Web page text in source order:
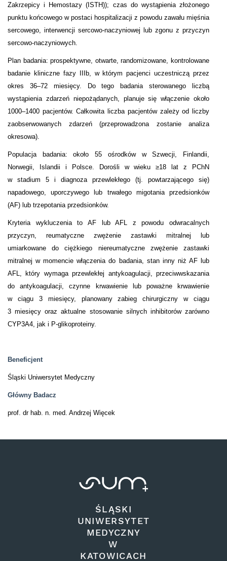
Zakrzepicy i Hemostazy (ISTH)); czas do wystąpienia złożonego
punktu końcowego w postaci hospitalizacji z powodu zawału mięśnia
sercowego, interwencji sercowo-naczyniowej lub zgonu z przyczyn
sercowo-naczyniowych.
Plan badania: prospektywne, otwarte, randomizowane, kontrolowane
badanie kliniczne fazy IIIb, w którym pacjenci uczestniczą przez
okres 36–72 miesięcy. Do tego badania sterowanego liczbą
wystąpienia zdarzeń niepożądanych, planuje się włączenie około
1000–1400 pacjentów. Całkowita liczba pacjentów zależy od liczby
zaobserwowanych zdarzeń (przeprowadzona zostanie analiza
okresowa).
Populacja badania: około 55 ośrodków w Szwecji, Finlandii,
Norwegii, Islandii i Polsce. Dorośli w wieku ≥18 lat z PChN
w stadium 5 i diagnoza przewlekłego (tj. powtarzającego się)
napadowego, uporczywego lub trwałego migotania przedsionków
(AF) lub trzepotania przedsionków.
Kryteria wykluczenia to AF lub AFL z powodu odwracalnych
przyczyn, reumatyczne zwężenie zastawki mitralnej lub
umiarkowane do ciężkiego niereumatyczne zwężenie zastawki
mitralnej w momencie włączenia do badania, stan inny niż AF lub
AFL, który wymaga przewlekłej antykoagulacji, przeciwwskazania
do antykoagulacji, czynne krwawienie lub poważne krwawienie
w ciągu 3 miesięcy, planowany zabieg chirurgiczny w ciągu
3 miesięcy oraz aktualne stosowanie silnych inhibitorów zarówno
CYP3A4, jak i P-glikoproteiny.
Beneficjent
Śląski Uniwersytet Medyczny
Główny Badacz
prof. dr hab. n. med. Andrzej Więcek
ŚLĄSKI
UNIWERSYTET
MEDYCZNY
W
KATOWICACH